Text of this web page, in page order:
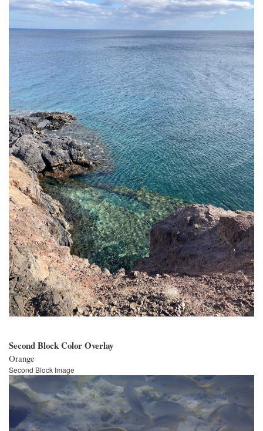
Second Block Color Overlay
Orange
Second Block Image
Bild